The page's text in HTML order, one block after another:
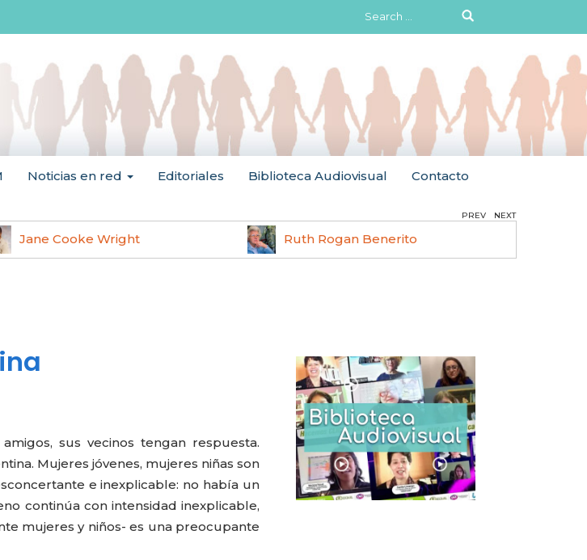
Search
for:
Noticias en red Editoriales Biblioteca Audiovisual Contacto
Jane Cooke Wright Ruth Rogan Benerito
PREV NEXT
sus vecinos tengan respuesta.
Mujeres jóvenes, mujeres niñas son
e inexplicable: no había un
continúa con intensidad inexplicable,
mujeres y niños- es una preocupante